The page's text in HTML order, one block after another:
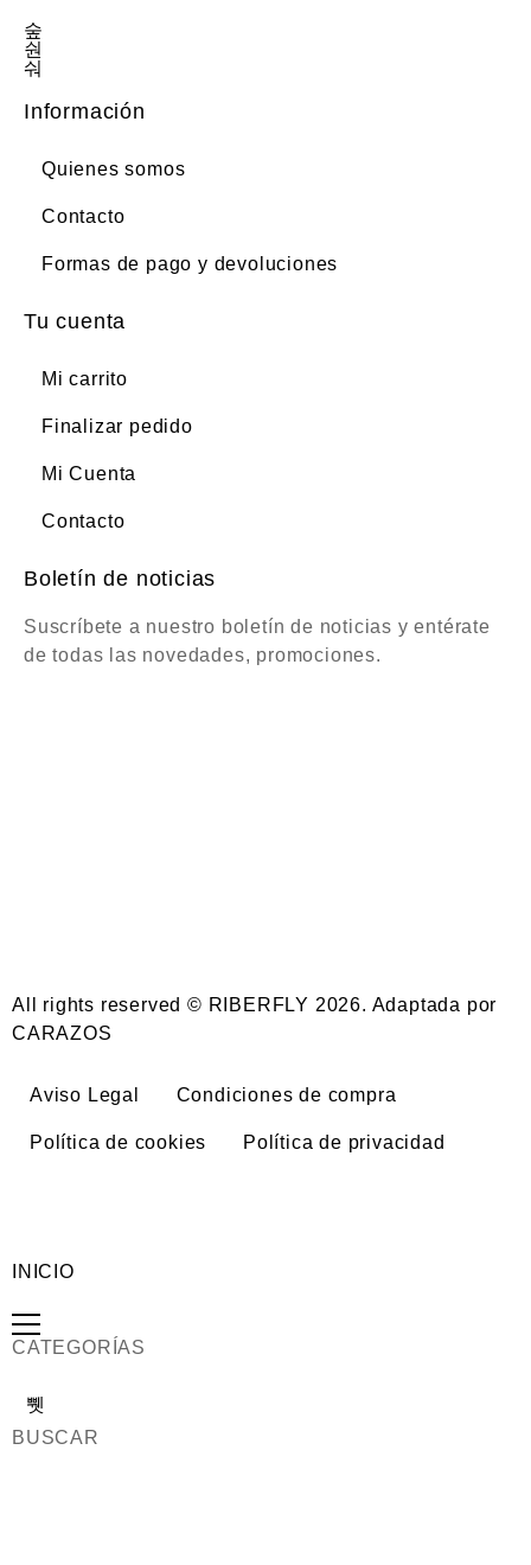
Información
Quienes somos
Contacto
Formas de pago y devoluciones
Tu cuenta
Mi carrito
Finalizar pedido
Mi Cuenta
Contacto
Boletín de noticias
Suscríbete a nuestro boletín de noticias y entérate
de todas las novedades, promociones.
All rights reserved © RIBERFLY 2026. Adaptada por
CARAZOS
Aviso Legal Condiciones de compra
Política de cookies Política de privacidad
INICIO
CATEGORÍAS
BUSCAR